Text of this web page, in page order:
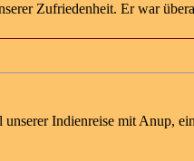
Zufriedenheit. Er war
Indienreise mit Anup,